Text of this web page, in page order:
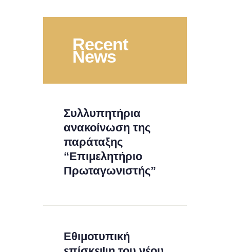
Recent
News
Συλλυπητήρια
ανακοίνωση της
παράταξης
“Επιμελητήριο
Πρωταγωνιστής”
Εθιμοτυπική